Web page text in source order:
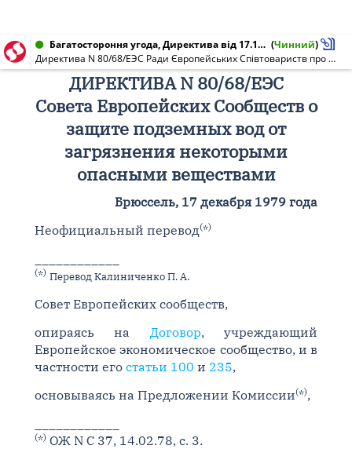
Багатостороння угода, Директива від 17.12.1979 (Чинний)
Директива N 80/68/ЕЭС Ради Європейських Співтовариств про захист підземних вод від забруднення деякими небезпечними речовинами
ДИРЕКТИВА N 80/68/ЕЭС
Совета Европейских Сообществ о
защите подземных вод от
загрязнения некоторыми
опасными веществами
Брюссель, 17 декабря 1979 года
Неофициальный перевод(*)
(*) Перевод Калиниченко П. А.
Совет Европейских сообществ,
опираясь на Договор, учреждающий
Европейское экономическое сообщество, и в
частности его статьи 100 и 235,
основываясь на Предложении Комиссии(*),
(*)ОЖ N C 37, 14.02.78, с. 3.